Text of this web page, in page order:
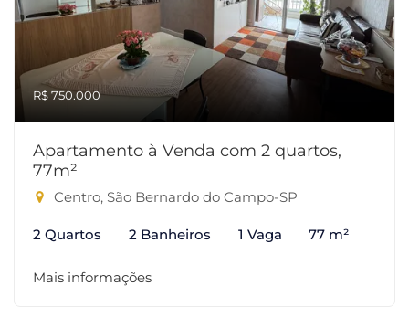
R$ 750.000
Apartamento à Venda com 2 quartos,
77m²
Centro, São Bernardo do Campo-SP
2 Quartos 2 Banheiros 1 Vaga 77 m²
Mais informações